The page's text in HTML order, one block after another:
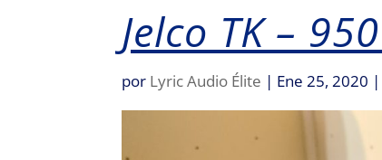
Jelco TK –
por Lyric Audio Élite | Ene 25, 2020 |